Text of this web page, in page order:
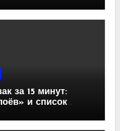
за 15 минут:
и список